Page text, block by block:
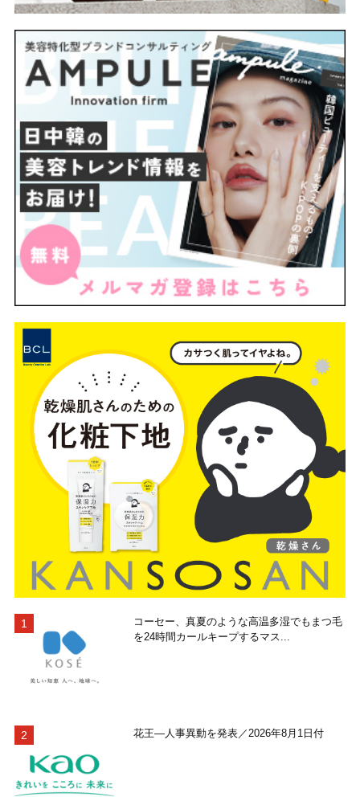
コーセー、真夏のような高温多湿でもまつ毛
を24時間カールキープするマス...
花王―人事異動を発表／2026年8月1日付